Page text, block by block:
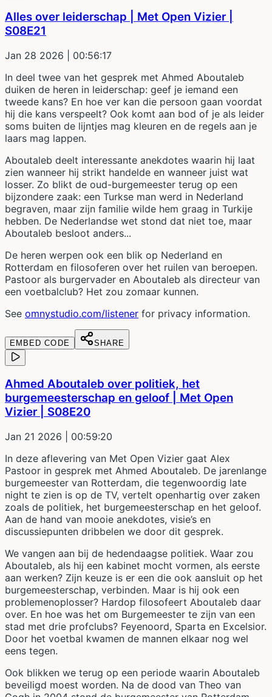
Alles over leiderschap | Met Open Vizier |
S08E21
Jan 28 2026 | 00:56:17
In deel twee van het gesprek met Ahmed Aboutaleb
duiken de heren in leiderschap: geef je iemand een
tweede kans? En hoe ver kan die persoon gaan voordat
hij die kans verspeelt? Ook komt aan bod of je als leider
soms buiten de lijntjes mag kleuren en de regels aan je
laars mag lappen.
Aboutaleb deelt interessante anekdotes waarin hij laat
zien wanneer hij strikt handelde en wanneer juist wat
losser. Zo blikt de oud-burgemeester terug op een
bijzondere zaak: een Turkse man werd in Nederland
begraven, maar zijn familie wilde hem graag in Turkije
hebben. De Nederlandse wet stond dat niet toe, maar
Aboutaleb besloot anders...
De heren werpen ook een blik op Nederland en
Rotterdam en filosoferen over het ruilen van beroepen.
Pastoor als burgervader en Aboutaleb als directeur van
een voetbalclub? Het zou zomaar kunnen.
See omnystudio.com/listener for privacy information.
EMBED CODE SHARE
Ahmed Aboutaleb over politiek, het
burgemeesterschap en geloof | Met Open
Vizier | S08E20
Jan 21 2026 | 00:59:20
In deze aflevering van Met Open Vizier gaat Alex
Pastoor in gesprek met Ahmed Aboutaleb. De jarenlange
burgemeester van Rotterdam, die tegenwoordig late
night te zien is op de TV, vertelt openhartig over zaken
zoals de politiek, het burgemeesterschap en het geloof.
Aan de hand van mooie anekdotes, visie’s en
discussiepunten dribbelen we door dit gesprek.
We vangen aan bij de hedendaagse politiek. Waar zou
Aboutaleb, als hij een kabinet mocht vormen, als eerste
aan werken? Zijn keuze is er een die ook aansluit op het
burgemeesterschap, verbinden. Maar is hij ook een
problemenoplosser? Hardop filosofeert Aboutaleb daar
over. En hoe was het om Burgemeester te zijn van een
stad met drie profclubs? Feyenoord, Sparta en Excelsior.
Door het voetbal kwamen de mannen elkaar nog wel
eens tegen.
Ook blikken we terug op een periode waarin Aboutaleb
beveiligd moest worden. Na de dood van Theo van